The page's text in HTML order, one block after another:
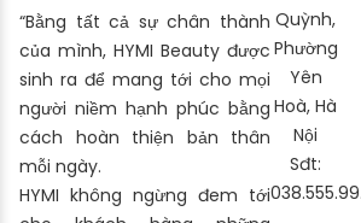
“Bằng tất cả sự chân thành
của mình, HYMI Beauty được
sinh ra để mang tới cho mọi
người niềm hạnh phúc bằng
cách hoàn thiện bản thân
mỗi ngày.
HYMI không ngừng đem tới
Quỳnh,
Phường
Yên
Hoà, Hà
Nội
Sđt: